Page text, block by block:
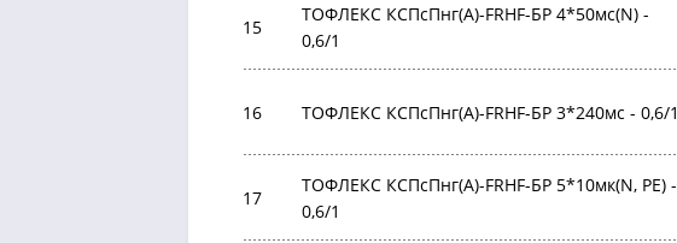
15
ТОФЛЕКС КСПсПнг(А)-FRHF-БР 4*50мс(N) -
0,6/1
16 ТОФЛЕКС КСПсПнг(А)-FRHF-БР 3*240мс - 0,6/1
17
ТОФЛЕКС КСПсПнг(А)-FRHF-БР 5*10мк(N, PE) -
0,6/1